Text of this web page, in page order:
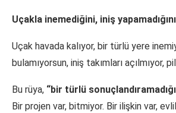
Uçakla inemediğini, iniş
Uçak havada kalıyor, bir türlü yere
bulamıyorsun, iniş takımları açılmıyor,
Bu rüya, “bir türlü
Bir projen var, bitmiyor. Bir ilişkin var,